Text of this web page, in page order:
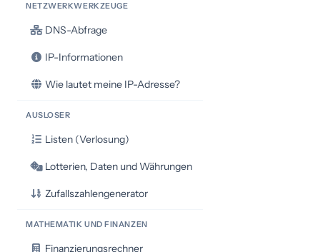
NETZWERKWERKZEUGE
DNS-Abfrage
IP-Informationen
Wie lautet meine IP-Adresse?
AUSLOSER
Listen (Verlosung)
Lotterien, Daten und Währungen
Zufallszahlengenerator
MATHEMATIK UND FINANZEN
Finanzierungsrechner